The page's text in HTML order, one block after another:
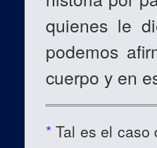
quienes le
podemos
cuerpo y en
*Tal es el caso